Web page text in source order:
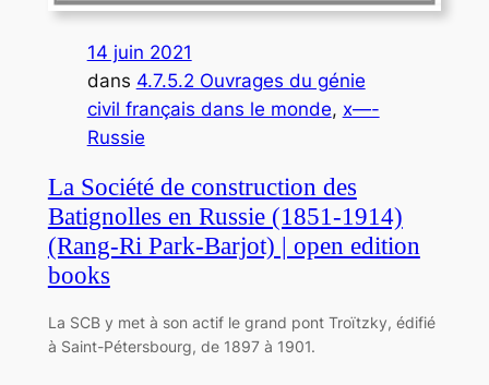
14 juin 2021
dans 4.7.5.2 Ouvrages du génie
civil français dans le monde, x—-
Russie
La Société de construction des
Batignolles en Russie (1851-1914)
(Rang-Ri Park-Barjot) | open edition
books
La SCB y met à son actif le grand pont Troïtzky, édifié
à Saint-Pétersbourg, de 1897 à 1901.